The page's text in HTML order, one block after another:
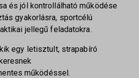
és jól kontrollálható működése
gyakorlásra, sportcélú
jellegű feladatokra.
egy letisztult, strapabíró
működéssel.